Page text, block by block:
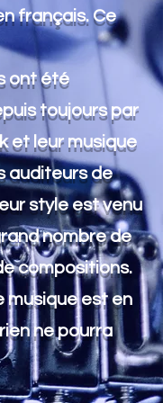
français. Ce
ont été
toujours par
et leur musique
auditeurs de
style est venu
nombre de
compositions.
musique est en
ne pourra